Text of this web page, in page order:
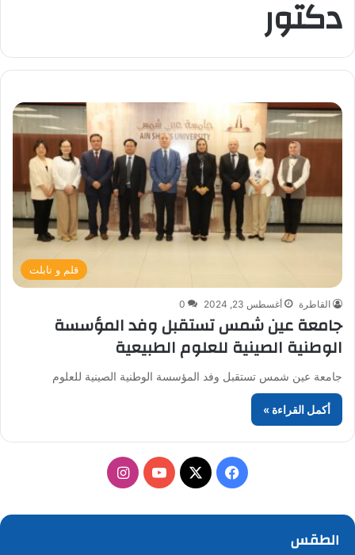
دكتور
قلم و تابلت
القاطرة أغسطس 23, 2024 0
جامعة عين شمس تستقبل وفد المؤسسة
الوطنية الصينية للعلوم الطبيعية
جامعة عين شمس تستقبل وفد المؤسسة الوطنية الصينية للعلوم
أكمل القراءة »
فيسبوك
‫X
‫YouTubeانستقرام
الطقس